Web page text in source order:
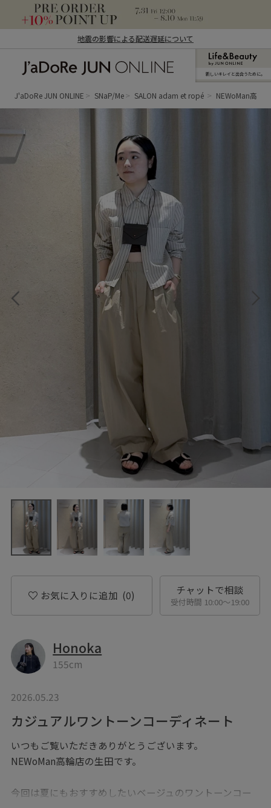
地震の影響による配送遅延について
ン オンライン）
新しいキレイと出合うために。
J'aDoRe JUN ONLINE SNaP/Me SALON adam et ropé NEWoMan高輪
お気に入りに追加 (0) チャットで相談
受付時間 10:00〜19:00
Honoka
155cm
2026.05.23
カジュアルワントーンコーディネート
いつもご覧いただきありがとうございます。
NEWoMan高輪店の生田です。
今回は夏にもおすすめしたいベージュのワントーンコー